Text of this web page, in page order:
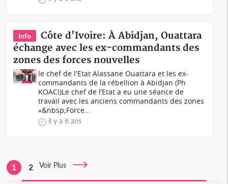
Info
Côte d'Ivoire: À Abidjan, Ouattara
échange avec les ex-commandants des
zones des forces nouvelles
le chef de l'Etat Alassane Ouattara et les ex-
commandants de la rébellion à Abidjan (Ph
KOACI)Le chef de l’Etat a eu une séance de
travail avec les anciens commandants des zones
«&nbsp;Force...
il y a 6 ans
1 2 Voir Plus